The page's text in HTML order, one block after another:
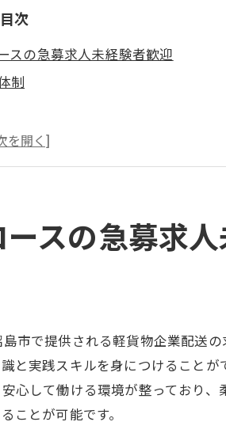
目次
スの急募求人未経験者歓迎
制
環境
東京都昭島市で新しいキャリアを
声
の可能性
スの急募求
市で提供される軽貨物企業配送
と実践スキルを身につけること
心して働ける環境が整っており
ことが可能です。